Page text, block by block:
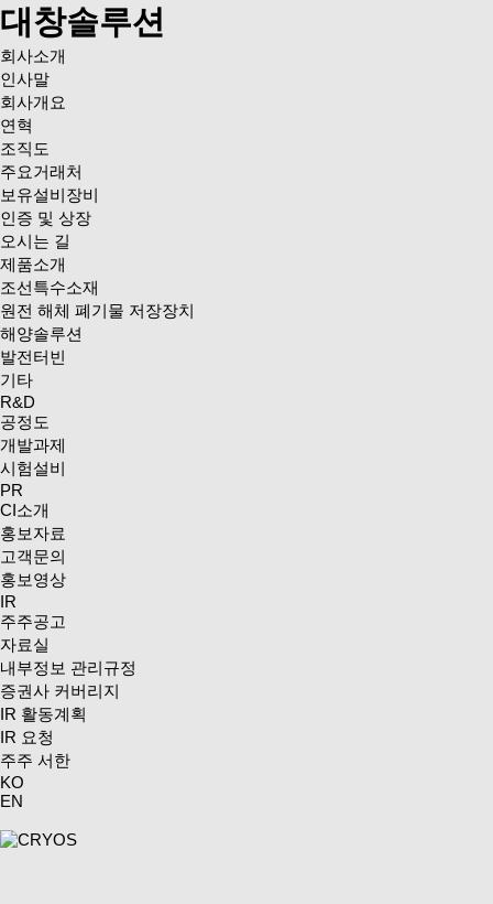
대창솔루션
회사소개
인사말
회사개요
연혁
조직도
주요거래처
보유설비장비
인증 및 상장
오시는 길
제품소개
조선특수소재
원전 해체 폐기물 저장장치
해양솔루션
발전터빈
기타
R&D
공정도
개발과제
시험설비
PR
CI소개
홍보자료
고객문의
홍보영상
IR
주주공고
자료실
내부정보 관리규정
증권사 커버리지
IR 활동계획
IR 요청
주주 서한
KO
EN